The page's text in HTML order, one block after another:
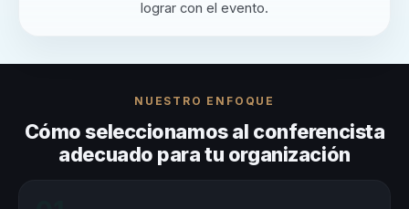
lograr con el evento.
NUESTRO ENFOQUE
Cómo seleccionamos al conferencista
adecuado para tu organización